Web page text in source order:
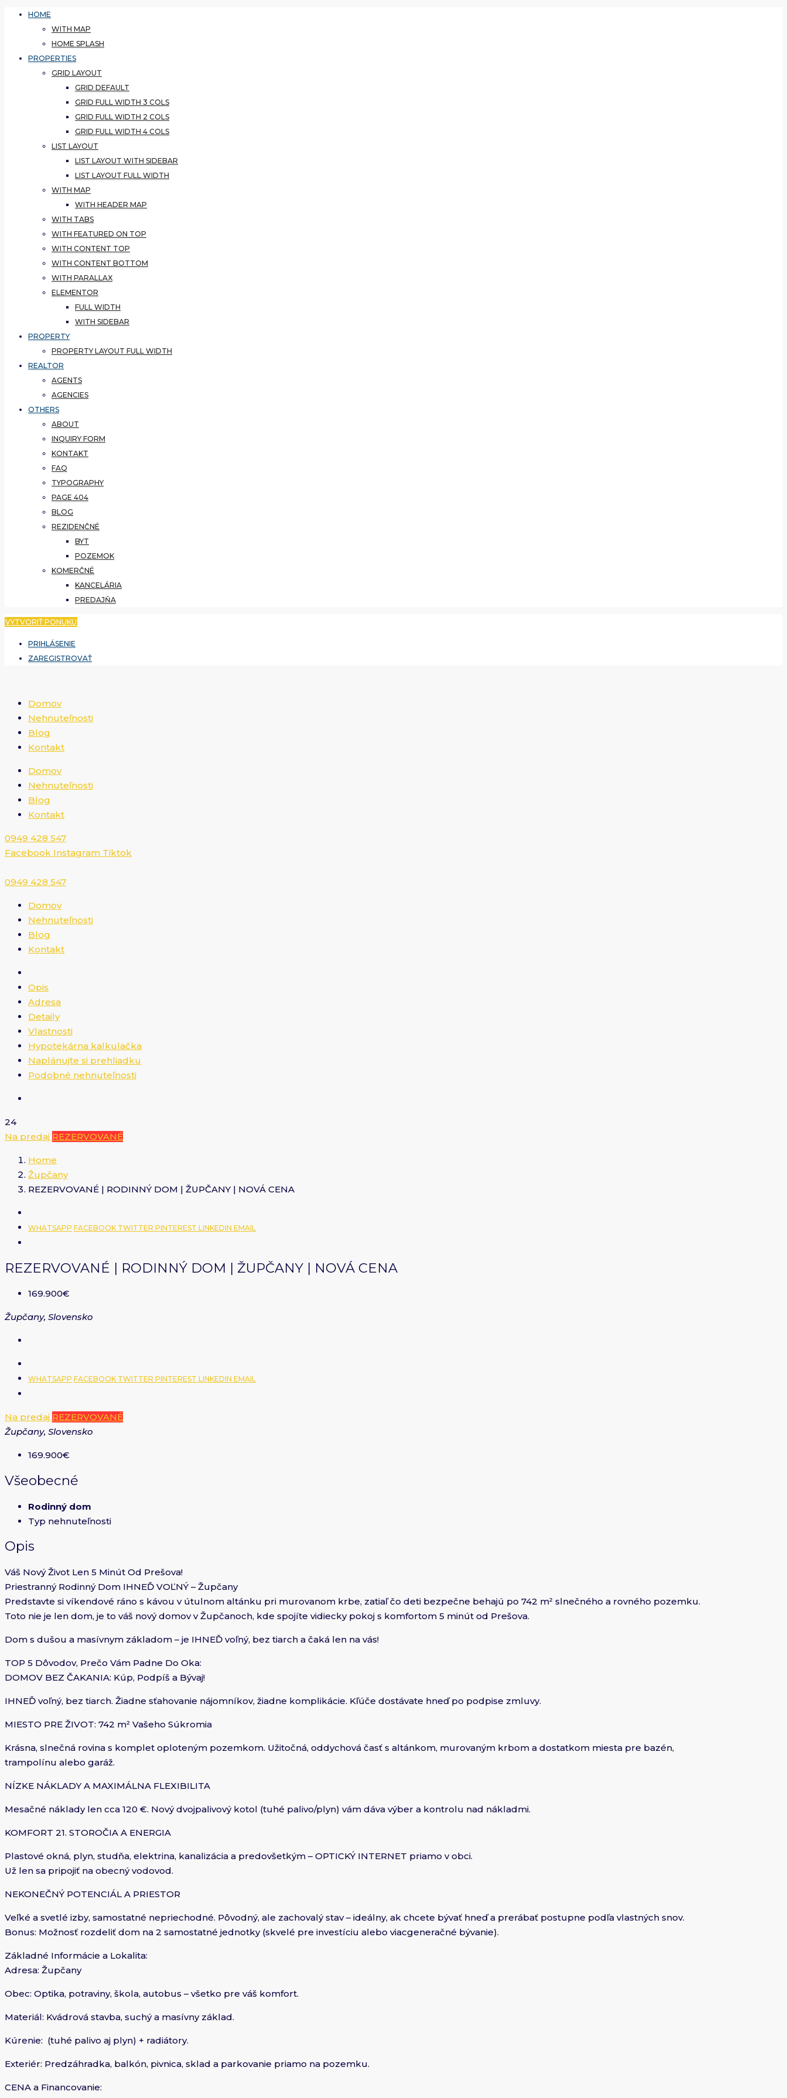
HOME
WITH MAP
HOME SPLASH
PROPERTIES
GRID LAYOUT
GRID DEFAULT
GRID FULL WIDTH 3 COLS
GRID FULL WIDTH 2 COLS
GRID FULL WIDTH 4 COLS
LIST LAYOUT
LIST LAYOUT WITH SIDEBAR
LIST LAYOUT FULL WIDTH
WITH MAP
WITH HEADER MAP
WITH TABS
WITH FEATURED ON TOP
WITH CONTENT TOP
WITH CONTENT BOTTOM
WITH PARALLAX
ELEMENTOR
FULL WIDTH
WITH SIDEBAR
PROPERTY
PROPERTY LAYOUT FULL WIDTH
REALTOR
AGENTS
AGENCIES
OTHERS
ABOUT
INQUIRY FORM
KONTAKT
FAQ
TYPOGRAPHY
PAGE 404
BLOG
REZIDENČNÉ
BYT
POZEMOK
KOMERČNÉ
KANCELÁRIA
PREDAJŇA
VYTVORIŤ PONUKU
PRIHLÁSENIE
ZAREGISTROVAŤ
Domov
Nehnuteľnosti
Blog
Kontakt
Domov
Nehnuteľnosti
Blog
Kontakt
0949 428 547​
Facebook Instagram Tiktok
0949 428 547​
Domov
Nehnuteľnosti
Blog
Kontakt
Opis
Adresa
Detaily
Vlastnosti
Hypotekárna kalkulačka
Naplánujte si prehliadku
Podobné nehnuteľnosti
24
Na predaj REZERVOVANÉ
Home
Župčany
REZERVOVANÉ | RODINNÝ DOM | ŽUPČANY | NOVÁ CENA
WHATSAPP FACEBOOK TWITTER PINTEREST LINKEDIN EMAIL
REZERVOVANÉ | RODINNÝ DOM | ŽUPČANY | NOVÁ CENA
169.900€
Župčany, Slovensko
WHATSAPP FACEBOOK TWITTER PINTEREST LINKEDIN EMAIL
Na predaj REZERVOVANÉ
Župčany, Slovensko
169.900€
Všeobecné
Rodinný dom
Typ nehnuteľnosti
Opis
Váš Nový Život Len 5 Minút Od Prešova!
Priestranný Rodinný Dom IHNEĎ VOĽNÝ – Župčany
Predstavte si víkendové ráno s kávou v útulnom altánku pri murovanom krbe, zatiaľ čo deti bezpečne behajú po 742 m² slnečného a rovného pozemku.
Toto nie je len dom, je to váš nový domov v Župčanoch, kde spojíte vidiecky pokoj s komfortom 5 minút od Prešova.
Dom s dušou a masívnym základom – je IHNEĎ voľný, bez tiarch a čaká len na vás!
TOP 5 Dôvodov, Prečo Vám Padne Do Oka:
DOMOV BEZ ČAKANIA: Kúp, Podpíš a Bývaj!
IHNEĎ voľný, bez tiarch. Žiadne sťahovanie nájomníkov, žiadne komplikácie. Kľúče dostávate hneď po podpise zmluvy.
MIESTO PRE ŽIVOT: 742 m² Vašeho Súkromia
Krásna, slnečná rovina s komplet oploteným pozemkom. Užitočná, oddychová časť s altánkom, murovaným krbom a dostatkom miesta pre bazén,
trampolínu alebo garáž.
NÍZKE NÁKLADY A MAXIMÁLNA FLEXIBILITA
Mesačné náklady len cca 120 €. Nový dvojpalivový kotol (tuhé palivo/plyn) vám dáva výber a kontrolu nad nákladmi.
KOMFORT 21. STOROČIA A ENERGIA
Plastové okná, plyn, studňa, elektrina, kanalizácia a predovšetkým – OPTICKÝ INTERNET priamo v obci.
Už len sa pripojiť na obecný vodovod.
NEKONEČNÝ POTENCIÁL A PRIESTOR
Veľké a svetlé izby, samostatné nepriechodné. Pôvodný, ale zachovalý stav – ideálny, ak chcete bývať hneď a prerábať postupne podľa vlastných snov.
Bonus: Možnosť rozdeliť dom na 2 samostatné jednotky (skvelé pre investíciu alebo viacgeneračné bývanie).
Základné Informácie a Lokalita:
Adresa: Župčany
Obec: Optika, potraviny, škola, autobus – všetko pre váš komfort.
Materiál: Kvádrová stavba, suchý a masívny základ.
Kúrenie: (tuhé palivo aj plyn) + radiátory.
Exteriér: Predzáhradka, balkón, pivnica, sklad a parkovanie priamo na pozemku.
CENA a Financovanie: